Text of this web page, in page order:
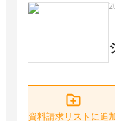
資料請求リストに追